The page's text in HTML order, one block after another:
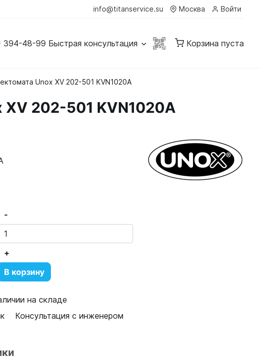
info@titanservice.su Москва Войти
394-48-99 Быстрая консультация Корзина пуста
Unox XV 202-501 KVN1020A
XV 202-501 KVN1020A
-
+
В корзину
на складе
Консультация с инженером